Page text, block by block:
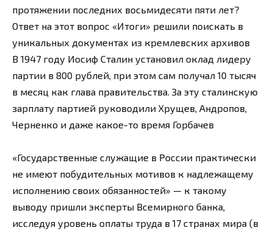
протяжении последних восьмидесяти пяти лет?
Ответ на этот вопрос «Итоги» решили поискать в
уникальных документах из кремлевских архивов
В 1947 году Иосиф Сталин установил оклад лидеру
партии в 800 рублей, при этом сам получал 10 тысяч
в месяц как глава правительства. За эту сталинскую
зарплату партией руководили Хрущев, Андропов,
Черненко и даже какое-то время Горбачев
«Государственные служащие в России практически
не имеют побудительных мотивов к надлежащему
исполнению своих обязанностей» — к такому
выводу пришли эксперты Всемирного банка,
исследуя уровень оплаты труда в 17 странах мира (в